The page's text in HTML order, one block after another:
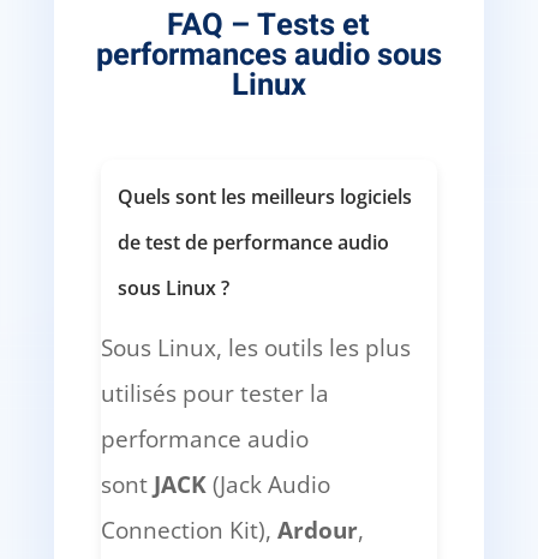
FAQ – Tests et
performances audio sous
Linux
Quels sont les meilleurs logiciels
de test de performance audio
sous Linux ?
Sous Linux, les outils les plus
utilisés pour tester la
performance audio
sont JACK(Jack Audio
Connection Kit),Ardour,